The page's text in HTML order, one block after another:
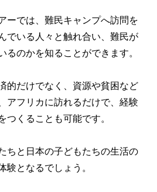
ーでは、難民キャンプへ訪問を
でいる人々と触れ合い、難民が
るのかを知ることができます。
的だけでなく、資源や貧困など
アフリカに訪れるだけで、経験
つくることも可能です。
ちと日本の子どもたちの生活の
験となるでしょう。